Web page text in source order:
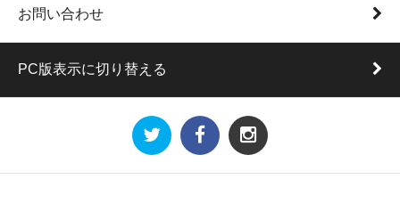
お問い合わせ
PC版表示に切り替える